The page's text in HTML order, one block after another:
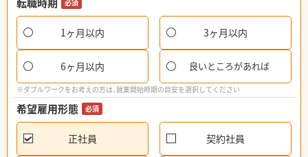
必須
1ヶ月以内 3ヶ月以内
6ヶ月以内 良いところがあれば
※ダブルワークをお考えの方は、就業開始時期の目安を選択してください
希望雇用形態 必須
正社員 契約社員